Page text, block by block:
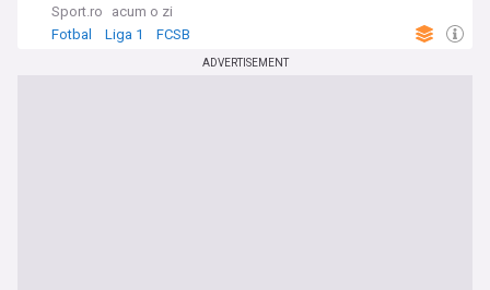
Sport.ro
acum o zi
Fotbal
Liga 1 FCSB
ADVERTISEMENT